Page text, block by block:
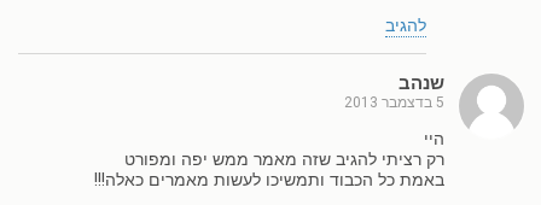
להגיב
שנהב
5 בדצמבר 2013
היי
רק רציתי להגיב שזה מאמר ממש יפה ומפורט
באמת כל הכבוד ותמשיכו לעשות מאמרים כאלה!!!